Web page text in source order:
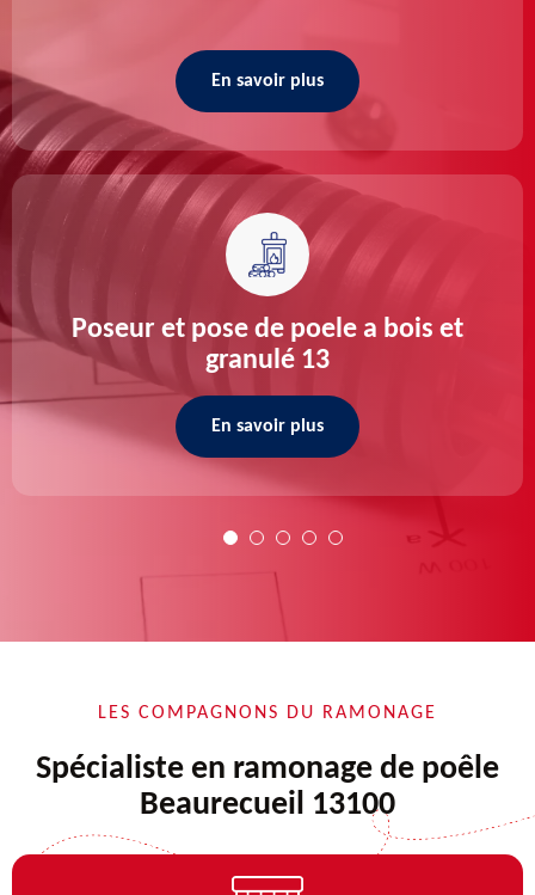
En savoir plus
Poseur et pose de poele a bois et
granulé 13
En savoir plus
LES COMPAGNONS DU RAMONAGE
Spécialiste en ramonage de poêle
Beaurecueil 13100